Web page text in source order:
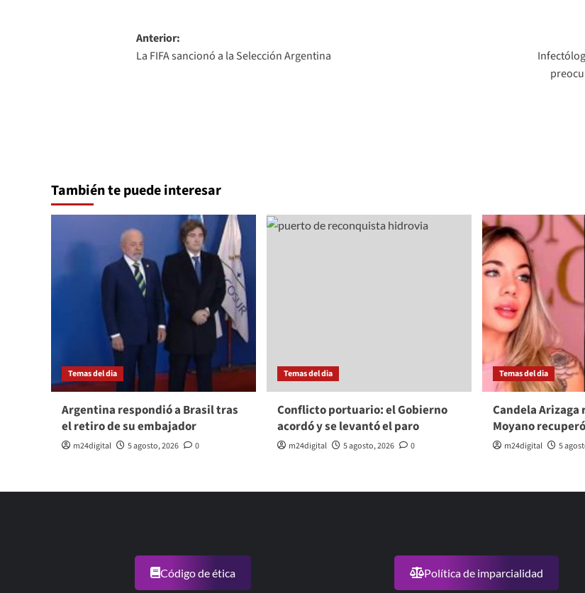
Navegación
de
Anterior:
La FIFA sancionó a la Selección Argentina
También te puede interesar
Temas del dia
Argentina respondió a Brasil tras
el retiro de su embajador
m24digital 5 agosto, 2026 0
Temas del dia
Conflicto portuario: el Gobierno
acordó y se levantó el paro
m24digital 5 agosto, 2026 0
Temas del dia
Candela
Moyano
m24digital 5
Código de ética Política de imparcialidad